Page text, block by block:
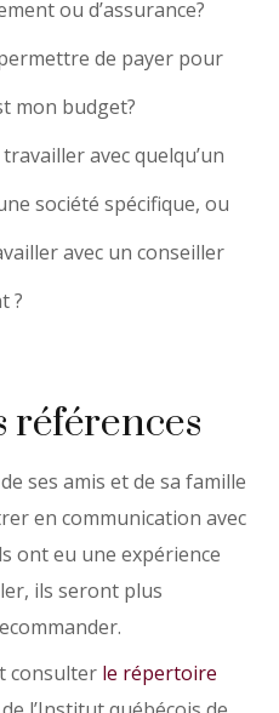
ou d’assurance?
de payer pour
mon budget?
avec quelqu’un
société spécifique, ou
avec un conseiller
?
références
ses amis et de sa famille
en communication avec
ont eu une expérience
ils seront plus
consulter le répertoire